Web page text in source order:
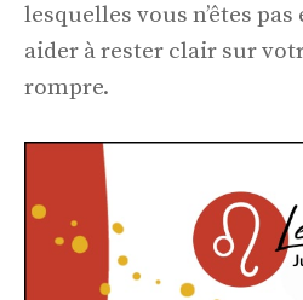
lesquelles vous n’êtes
aider à rester clair sur
rompre.